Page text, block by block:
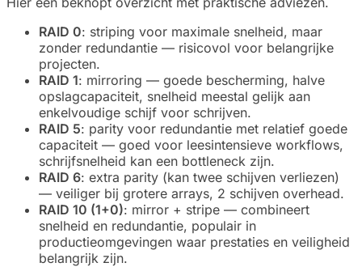
RAID 0: striping voor maximale snelheid, maar
zonder redundantie — risicovol voor belangrijke
projecten.
RAID 1: mirroring — goede bescherming, halve
opslagcapaciteit, snelheid meestal gelijk aan
enkelvoudige schijf voor schrijven.
RAID 5: parity voor redundantie met relatief goede
capaciteit — goed voor leesintensieve workflows,
schrijfsnelheid kan een bottleneck zijn.
RAID 6: extra parity (kan twee schijven verliezen)
— veiliger bij grotere arrays, 2 schijven overhead.
RAID 10 (1+0): mirror + stripe — combineert
snelheid en redundantie, populair in
productieomgevingen waar prestaties en veiligheid
belangrijk zijn.